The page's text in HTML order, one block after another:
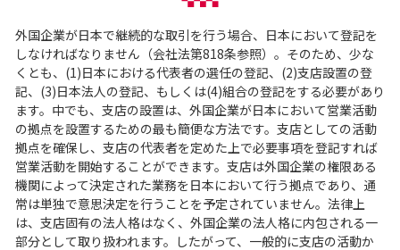
外国企業が日本で継続的な取引を行う場合、日本において登記を
しなければなりません（会社法第818条参照）。そのため、少な
くとも、(1)日本における代表者の選任の登記、(2)支店設置の登
記、(3)日本法人の登記、もしくは(4)組合の登記をする必要があり
ます。中でも、支店の設置は、外国企業が日本において営業活動
の拠点を設置するための最も簡便な方法です。支店としての活動
拠点を確保し、支店の代表者を定めた上で必要事項を登記すれば
営業活動を開始することができます。支店は外国企業の権限ある
機関によって決定された業務を日本において行う拠点であり、通
常は単独で意思決定を行うことを予定されていません。法律上
は、支店固有の法人格はなく、外国企業の法人格に内包される一
部分として取り扱われます。したがって、一般的に支店の活動か